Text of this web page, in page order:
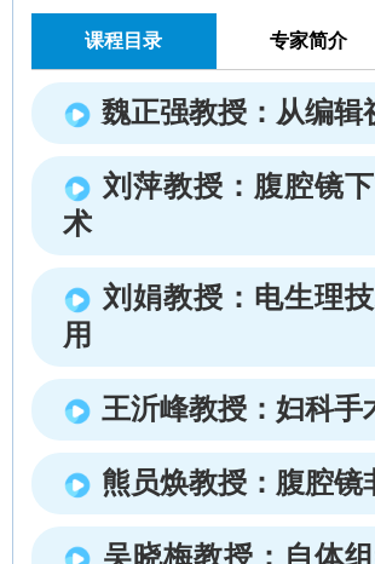
课程目录 专家简介
魏正强教授：从编辑
刘萍教授：腹腔镜
术
刘娟教授：电生理
用
王沂峰教授：妇科手
熊员焕教授：腹腔镜
吴晓梅教授：自体